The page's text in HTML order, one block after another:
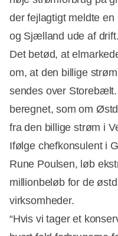
der fejlagtigt meldte
og Sjælland ude af drift.
Det betød, at
om, at den billige
sendes over
beregnet, som om
fra den billige strøm i
Ifølge chefkonsulent i
Rune Poulsen, løb
millionbeløb for de
virksomheder.
“Hvis vi tager et